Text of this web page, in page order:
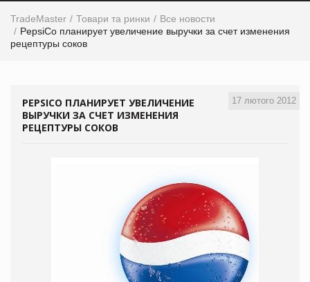
TradeMaster Товари та ринки
Все новости
PepsiCo планирует увеличение выручки за счет изменения
рецептуры соков
17 лютого 2012
PEPSICO ПЛАНИРУЕТ УВЕЛИЧЕНИЕ
ВЫРУЧКИ ЗА СЧЕТ ИЗМЕНЕНИЯ
РЕЦЕПТУРЫ СОКОВ